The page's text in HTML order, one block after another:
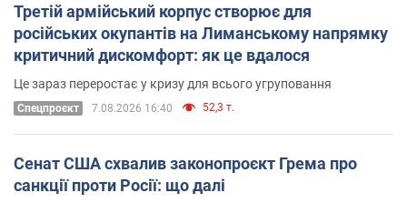
Третій армійський корпус створює для
російських окупантів на Лиманському напрямку
критичний дискомфорт: як це вдалося
Це зараз переростає у кризу для всього угруповання
Cпецпроєкт 7.08.2026 16:40 52,3 т.
Сенат США схвалив законопроєкт Грема про
санкції проти Росії: що далі